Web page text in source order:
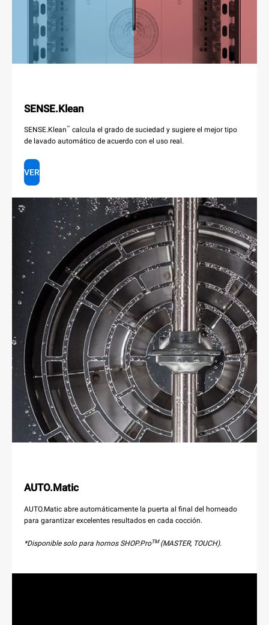
SENSE.Klean
SENSE.Klean™ calcula el grado de suciedad y sugiere el mejor tipo
de lavado automático de acuerdo con el uso real.
VER
AUTO.Matic
AUTO.Matic abre automáticamente la puerta al final del horneado
para garantizar excelentes resultados en cada cocción.
*Disponible solo para hornos SHOP.ProTM (MASTER, TOUCH).